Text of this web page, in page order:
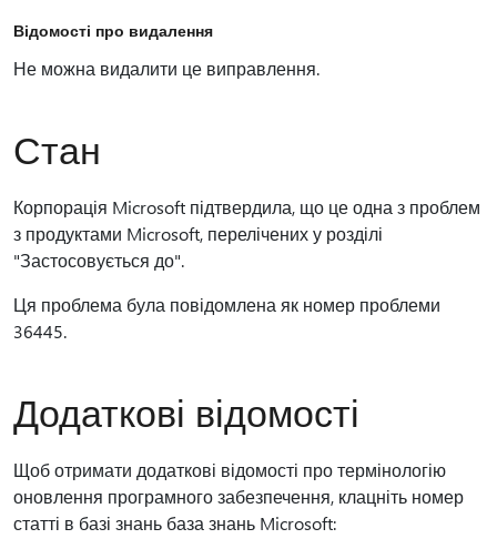
Відомості про видалення
Не можна видалити це виправлення.
Стан
Корпорація Microsoft підтвердила, що це одна з проблем
з продуктами Microsoft, перелічених у розділі
"Застосовується до".
Ця проблема була повідомлена як номер проблеми
36445.
Додаткові відомості
Щоб отримати додаткові відомості про термінологію
оновлення програмного забезпечення, клацніть номер
статті в базі знань база знань Microsoft: